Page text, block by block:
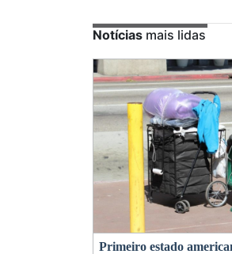
Notícias mais lidas
Primeiro estado